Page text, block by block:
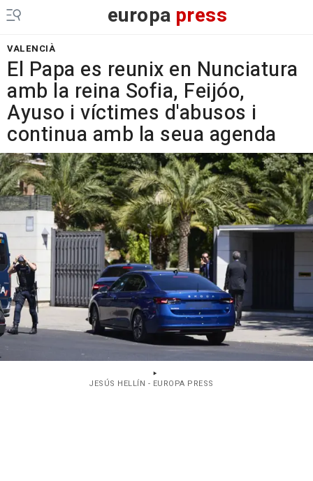
europa press
VALENCIÀ
El Papa es reunix en Nunciatura
amb la reina Sofia, Feijóo,
Ayuso i víctimes d'abusos i
continua amb la seua agenda
JESÚS HELLÍN - EUROPA PRESS